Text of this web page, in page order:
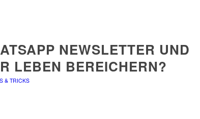
NEWSLETTER UND
LEBEN BEREICHERN?
& TRICKS